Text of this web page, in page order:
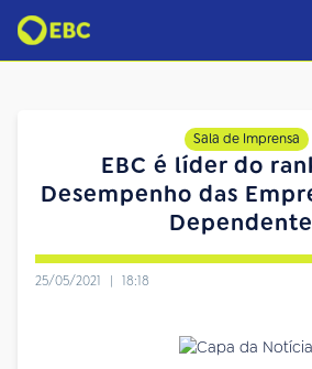
Sala de Imprensa
EBC é líder do
Desempenho das
25/05/2021 | 18:18